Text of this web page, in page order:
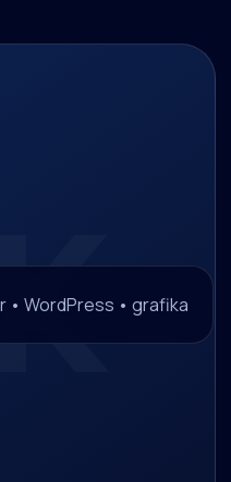
• WordPress • grafika